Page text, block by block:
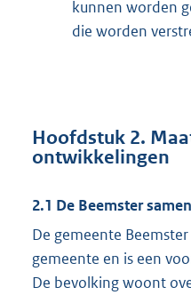
kunnen worden
die worden
Hoofdstuk 2.
ontwikkelingen
2.1 De Beemster
De gemeente
gemeente en is een
De bevolking woont